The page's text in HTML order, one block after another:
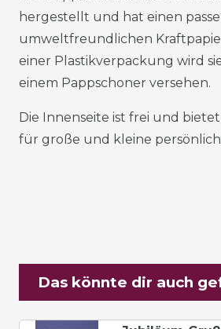
hergestellt und hat einen
umweltfreundlichen
einer Plastikverpackung wird
einem Pappschoner versehen.
Die Innenseite ist frei und
für große und kleine
Das könnte dir auch